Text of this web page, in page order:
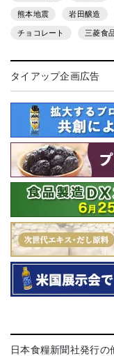
熊本地震 岩田醸造
チョコレート 三菱食
タイアップ企画広告
日本食糧新聞社発行の